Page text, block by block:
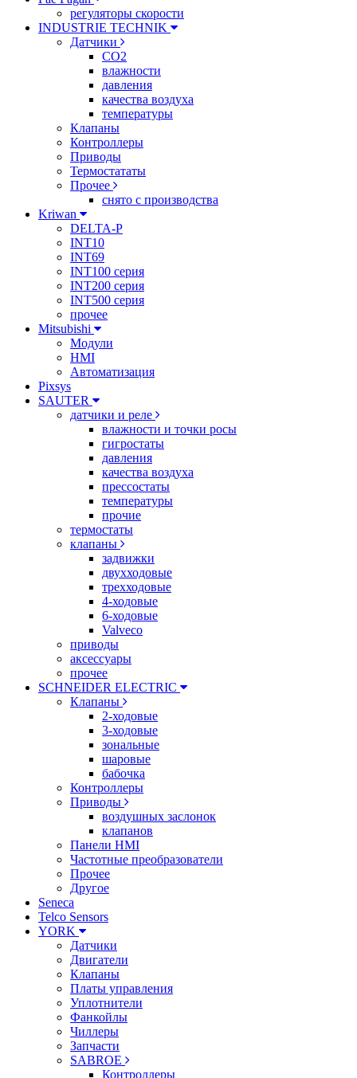
регуляторы скорости
INDUSTRIE TECHNIK
Датчики
CO2
влажности
давления
качества воздуха
температуры
Клапаны
Контроллеры
Приводы
Термостататы
Прочее
снято с производства
Kriwan
DELTA-P
INT10
INT69
INT100 серия
INT200 серия
INT500 серия
прочее
Mitsubishi
Модули
HMI
Автоматизация
Pixsys
SAUTER
датчики и реле
влажности и точки росы
гигростаты
давления
качества воздуха
прессостаты
температуры
прочие
термостаты
клапаны
задвижки
двухходовые
трехходовые
4-ходовые
6-ходовые
Valveco
приводы
аксессуары
прочее
SCHNEIDER ELECTRIC
Клапаны
2-ходовые
3-ходовые
зональные
шаровые
бабочка
Контроллеры
Приводы
воздушных заслонок
клапанов
Панели HMI
Частотные преобразователи
Прочее
Другое
Seneca
Telco Sensors
YORK
Датчики
Двигатели
Клапаны
Платы управления
Уплотнители
Фанкойлы
Чиллеры
Запчасти
SABROE
Контроллеры